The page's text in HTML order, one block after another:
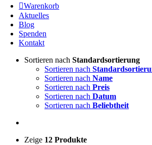
Warenkorb
Aktuelles
Blog
Spenden
Kontakt
Sortieren nach Standardsortierung
Sortieren nach
Sortieren nach Name
Sortieren nach Preis
Sortieren nach Datum
Sortieren nach Beliebtheit
Zeige 12 Produkte